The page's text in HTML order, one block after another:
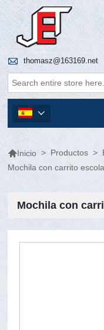
 thomasz@163169.net

Inicio > Productos >
Mochila con carrito
Mochila con